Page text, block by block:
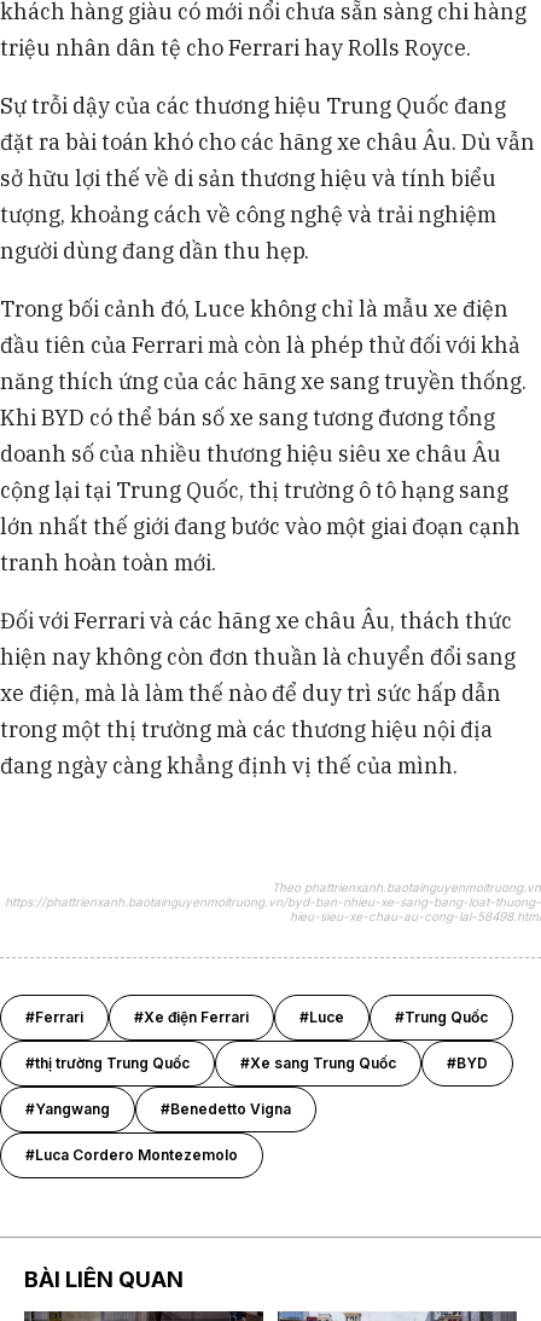
khách hàng giàu có mới nổi chưa sẵn sàng chi hàng
triệu nhân dân tệ cho Ferrari hay Rolls Royce.
Sự trỗi dậy của các thương hiệu Trung Quốc đang
đặt ra bài toán khó cho các hãng xe châu Âu. Dù vẫn
sở hữu lợi thế về di sản thương hiệu và tính biểu
tượng, khoảng cách về công nghệ và trải nghiệm
người dùng đang dần thu hẹp.
Trong bối cảnh đó, Luce không chỉ là mẫu xe điện
đầu tiên của Ferrari mà còn là phép thử đối với khả
năng thích ứng của các hãng xe sang truyền thống.
Khi BYD có thể bán số xe sang tương đương tổng
doanh số của nhiều thương hiệu siêu xe châu Âu
cộng lại tại Trung Quốc, thị trường ô tô hạng sang
lớn nhất thế giới đang bước vào một giai đoạn cạnh
tranh hoàn toàn mới.
Đối với Ferrari và các hãng xe châu Âu, thách thức
hiện nay không còn đơn thuần là chuyển đổi sang
xe điện, mà là làm thế nào để duy trì sức hấp dẫn
trong một thị trường mà các thương hiệu nội địa
đang ngày càng khẳng định vị thế của mình.
Theo phattrienxanh.baotainguyenmoitruong.vn
https://phattrienxanh.baotainguyenmoitruong.vn/byd-ban-nhieu-xe-sang-bang-loat-thuong-
hieu-sieu-xe-chau-au-cong-lai-58498.html
#Ferrari #Xe điện Ferrari #Luce #Trung Quốc
#thị trường Trung Quốc #Xe sang Trung Quốc #BYD
#Yangwang #Benedetto Vigna
#Luca Cordero Montezemolo
BÀI LIÊN QUAN